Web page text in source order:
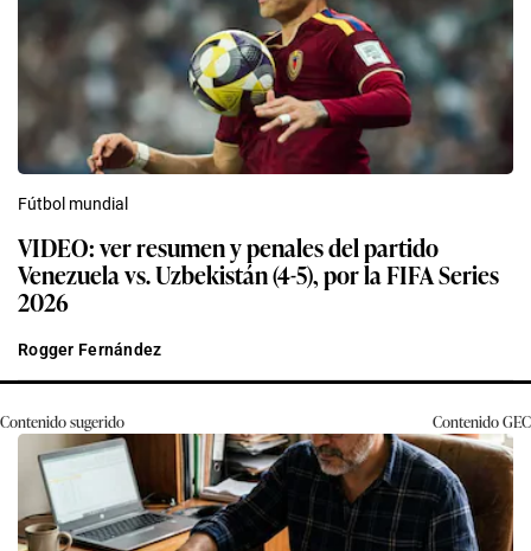
Fútbol mundial
VIDEO: ver resumen y penales del partido
Venezuela vs. Uzbekistán (4-5), por la FIFA Series
2026
Rogger Fernández
Contenido sugerido ContenidoGEC